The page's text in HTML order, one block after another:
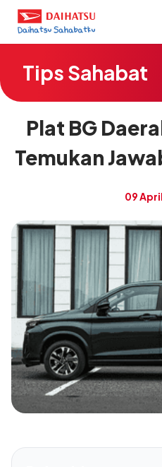
Tips Sahabat
Plat BG
Temukan
09